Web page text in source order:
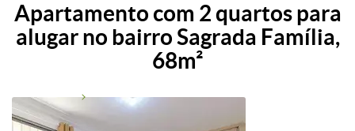
Apartamento com 2 quartos para
alugar no bairro Sagrada Família,
68m²